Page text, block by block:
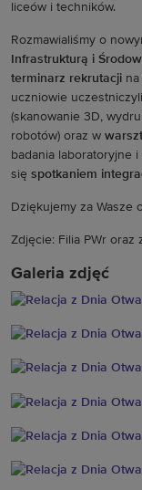
liceów i techników.
Rozmawialiśmy o
Infrastrukturą i
terminarz rekrutacji
uczniowie
(skanowanie 3D,
robotów) oraz w
badania laboratoryjne
się spotkaniem
Dziękujemy za Wasze
Zdjęcie: Filia PWr oraz
Galeria zdjęć